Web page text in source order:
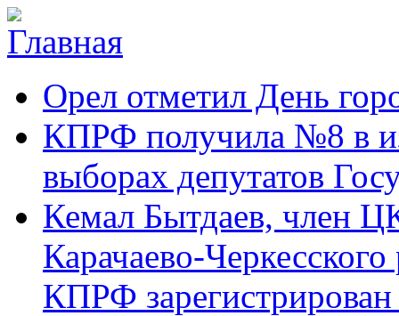
Перейти к основному содержанию
Черкесское
республиканское
отделение
Коммунистической
партии Российской
аргументы,
фактыОрел отметил День
КПРФ получила №8 в
выборах депутатов
Кемал Бытдаев, член
Карачаево-
КПРФ